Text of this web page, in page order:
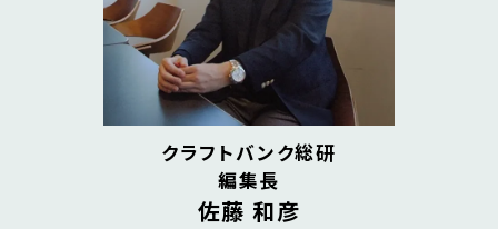
クラフトバンク総研
編集長
佐藤 和彦